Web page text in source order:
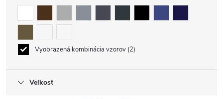
Vyobrazená kombinácia vzorov 2
Veľkosť